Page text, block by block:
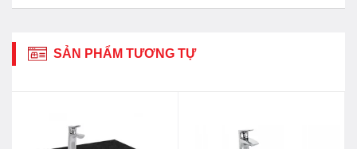
SẢN PHẨM TƯƠNG TỰ